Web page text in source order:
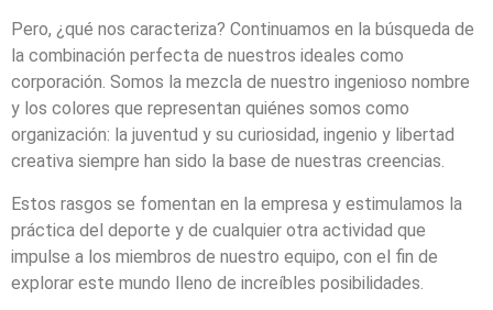
Pero, ¿qué nos caracteriza? Continuamos en la búsqueda de
la combinación perfecta de nuestros ideales como
corporación. Somos la mezcla de nuestro ingenioso nombre
y los colores que representan quiénes somos como
organización: la juventud y su curiosidad, ingenio y libertad
creativa siempre han sido la base de nuestras creencias.
Estos rasgos se fomentan en la empresa y estimulamos la
práctica del deporte y de cualquier otra actividad que
impulse a los miembros de nuestro equipo, con el fin de
explorar este mundo lleno de increíbles posibilidades.